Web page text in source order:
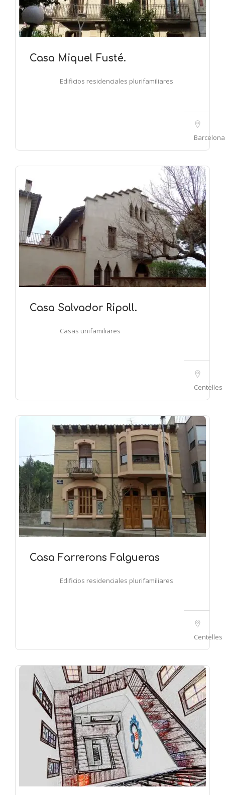
Casa Miquel Fusté.
Edificios residenciales plurifamiliares
Barcelona
Casa Salvador Ripoll.
Casas unifamiliares
Centelles
Casa Farrerons Falgueras
Edificios residenciales plurifamiliares
Centelles